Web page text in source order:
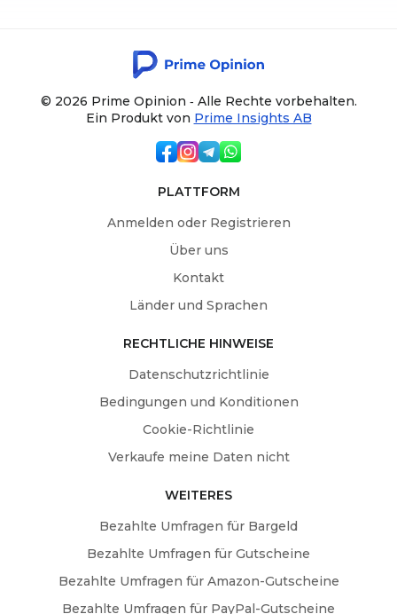
© 2026 Prime Opinion ‐ Alle Rechte vorbehalten.
Ein Produkt von Prime Insights AB
PLATTFORM
Anmelden oder Registrieren
Über uns
Kontakt
Länder und Sprachen
RECHTLICHE HINWEISE
Datenschutzrichtlinie
Bedingungen und Konditionen
Cookie-Richtlinie
Verkaufe meine Daten nicht
WEITERES
Bezahlte Umfragen für Bargeld
Bezahlte Umfragen für Gutscheine
Bezahlte Umfragen für Amazon-Gutscheine
Bezahlte Umfragen für PayPal-Gutscheine